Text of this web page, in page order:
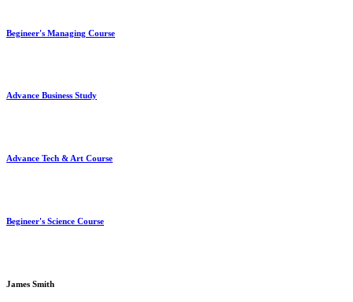
Begineer's Managing Course
Advance Business Study
Advance Tech & Art Course
Begineer's Science Course
James Smith